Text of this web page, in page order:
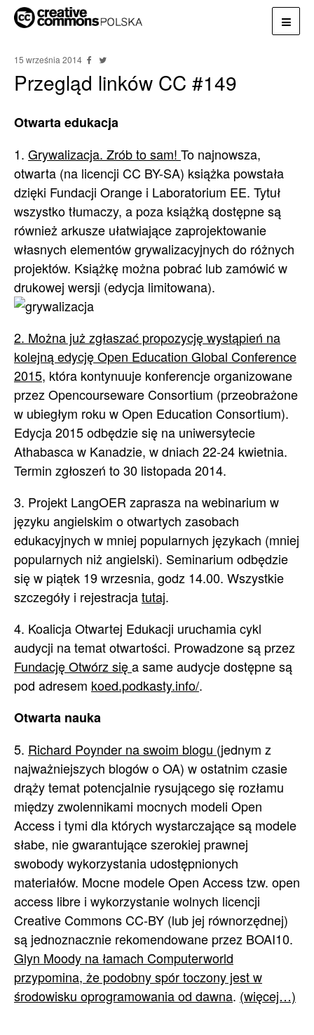
15 września 2014
Przegląd linków CC #149
Otwarta edukacja
1. Grywalizacja. Zrób to sam! To najnowsza,
otwarta (na licencji CC BY-SA) książka powstała
dzięki Fundacji Orange i Laboratorium EE. Tytuł
wszystko tłumaczy, a poza książką dostępne są
również arkusze ułatwiające zaprojektowanie
własnych elementów grywalizacyjnych do różnych
projektów. Książkę można pobrać lub zamówić w
drukowej wersji (edycja limitowana).
2. Można już zgłaszać propozycję wystąpień na
kolejną edycję Open Education Global Conference
2015, która kontynuuje konferencje organizowane
przez Opencourseware Consortium (przeobrażone
w ubiegłym roku w Open Education Consortium).
Edycja 2015 odbędzie się na uniwersytecie
Athabasca w Kanadzie, w dniach 22-24 kwietnia.
Termin zgłoszeń to 30 listopada 2014.
3. Projekt LangOER zaprasza na webinarium w
języku angielskim o otwartych zasobach
edukacyjnych w mniej popularnych językach (mniej
popularnych niż angielski). Seminarium odbędzie
się w piątek 19 wrzesnia, godz 14.00. Wszystkie
szczegóły i rejestracjatutaj.
4. Koalicja Otwartej Edukacji uruchamia cykl
audycji na temat otwartości. Prowadzone są przez
Fundację Otwórz sięa same audycje dostępne są
pod adresem koed.podkasty.info/.
Otwarta nauka
5. Richard Poynder na swoim blogu (jednym z
najważniejszych blogów o OA) w ostatnim czasie
drąży temat potencjalnie rysującego się rozłamu
między zwolennikami mocnych modeli Open
Access i tymi dla których wystarczające są modele
słabe, nie gwarantujące szerokiej prawnej
swobody wykorzystania udostępnionych
materiałów. Mocne modele Open Access tzw. open
access libre i wykorzystanie wolnych licencji
Creative Commons CC-BY (lub jej równorzędnej)
są jednoznacznie rekomendowane przez BOAI10.
Glyn Moody na łamach Computerworld
przypomina, że podobny spór toczony jest w
środowisku oprogramowania od dawna. (więcej…)